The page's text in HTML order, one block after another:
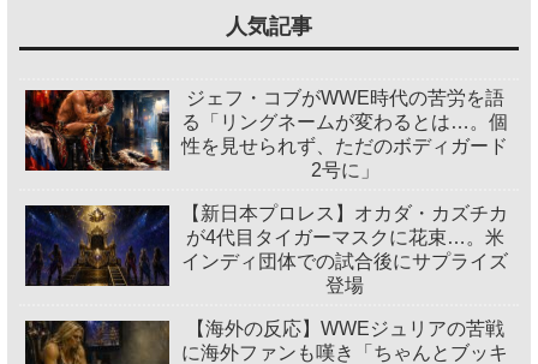
人気記事
ジェフ・コブがWWE時代の苦労を語
る「リングネームが変わるとは…。個
性を見せられず、ただのボディガード
2号に」
【新日本プロレス】オカダ・カズチカ
が4代目タイガーマスクに花束…。米
インディ団体での試合後にサプライズ
登場
【海外の反応】WWEジュリアの苦戦
に海外ファンも嘆き「ちゃんとブッキ